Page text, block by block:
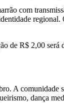
com
regional.
de R$ 2,00
A comunidade
dança